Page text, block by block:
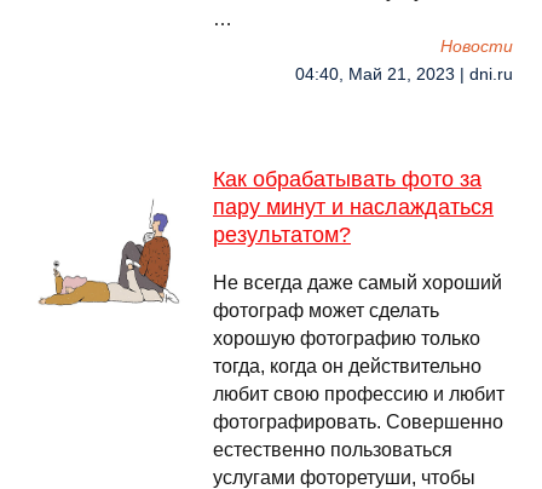
…
Новости
04:40, Май 21, 2023 | dni.ru
Как обрабатывать фото за
пару минут и наслаждаться
результатом?
Не всегда даже самый хороший
фотограф может сделать
хорошую фотографию только
тогда, когда он действительно
любит свою профессию и любит
фотографировать. Совершенно
естественно пользоваться
услугами фоторетуши, чтобы